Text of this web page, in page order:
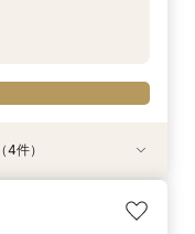
気ドレス２５万円
コスメ＆1万円ギフ
聖堂チャペル*最大
券１万円
と誓うリングドッグ演
特典付き
件）